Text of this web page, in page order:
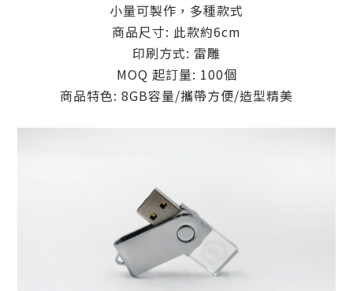
小量可製作，多種款式
商品尺寸: 此款約6cm
印刷方式: 雷雕
MOQ 起訂量: 100個
商品特色: 8GB容量/攜帶方便/造型精美